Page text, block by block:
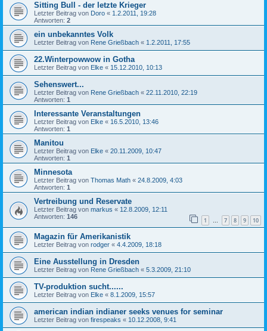
Sitting Bull - der letzte Krieger
Letzter Beitrag von Doro « 1.2.2011, 19:28
Antworten: 2
ein unbekanntes Volk
Letzter Beitrag von Rene Grießbach « 1.2.2011, 17:55
22.Winterpowwow in Gotha
Letzter Beitrag von Elke « 15.12.2010, 10:13
Sehenswert...
Letzter Beitrag von Rene Grießbach « 22.11.2010, 22:19
Antworten: 1
Interessante Veranstaltungen
Letzter Beitrag von Elke « 16.5.2010, 13:46
Antworten: 1
Manitou
Letzter Beitrag von Elke « 20.11.2009, 10:47
Antworten: 1
Minnesota
Letzter Beitrag von Thomas Math « 24.8.2009, 4:03
Antworten: 1
Vertreibung und Reservate
Letzter Beitrag von markus « 12.8.2009, 12:11
Antworten: 146 1 … 7 8 9 10
Magazin für Amerikanistik
Letzter Beitrag von rodger « 4.4.2009, 18:18
Eine Ausstellung in Dresden
Letzter Beitrag von Rene Grießbach « 5.3.2009, 21:10
TV-produktion sucht......
Letzter Beitrag von Elke « 8.1.2009, 15:57
american indian indianer seeks venues for seminar
Letzter Beitrag von firespeaks « 10.12.2008, 9:41